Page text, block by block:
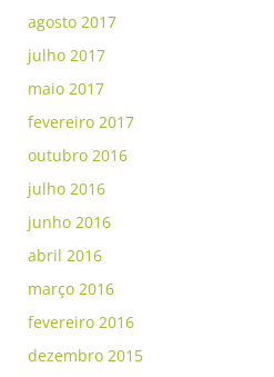
agosto 2017
julho 2017
maio 2017
fevereiro 2017
outubro 2016
julho 2016
junho 2016
abril 2016
março 2016
fevereiro 2016
dezembro 2015